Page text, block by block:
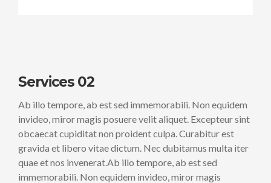
Services 02
Ab illo tempore, ab est sed immemorabili. Non equidem
invideo, miror magis posuere velit aliquet. Excepteur sint
obcaecat cupiditat non proident culpa. Curabitur est
gravida et libero vitae dictum. Nec dubitamus multa iter
quae et nos invenerat.Ab illo tempore, ab est sed
immemorabili. Non equidem invideo, miror magis